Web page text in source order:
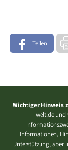
Teilen
Wichtiger Hinweis
welt.de und
Informationen,
Unterstützung, aber